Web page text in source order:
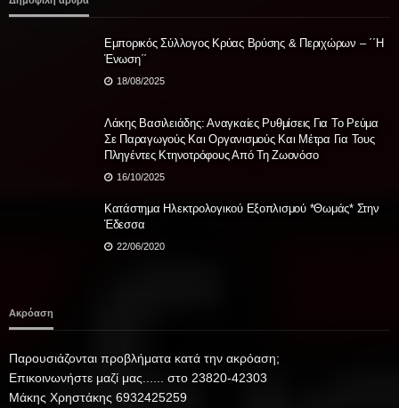
Εμπορικός Σύλλογος Κρύας Βρύσης & Περιχώρων – ΄΄Η
Ένωση΄΄
18/08/2025
Λάκης Βασιλειάδης: Αναγκαίες Ρυθμίσεις Για Το Ρεύμα
Σε Παραγωγούς Και Οργανισμούς Και Μέτρα Για Τους
Πληγέντες Κτηνοτρόφους Από Τη Ζωονόσο
16/10/2025
Κατάστημα Ηλεκτρολογικού Εξοπλισμού *Θωμάς* Στην
Έδεσσα
22/06/2020
Ακρόαση
Παρουσιάζονται προβλήματα κατά την ακρόαση;
Επικοινωνήστε μαζί μας...... στο 23820-42303
Μάκης Χρηστάκης 6932425259